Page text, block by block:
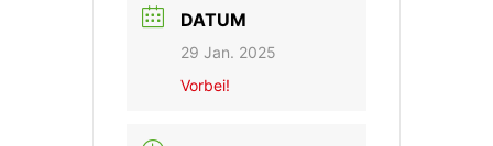
DATUM
29 Jan. 2025
Vorbei!